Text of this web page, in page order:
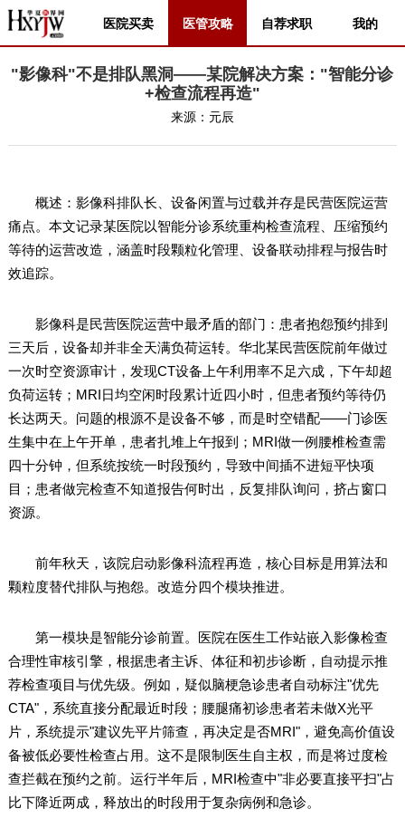
医院买卖 医管攻略 自荐求职 我的
"影像科"不是排队黑洞——某院解决方案："智能分诊
+检查流程再造"
来源： 元辰
概述：影像科排队长、设备闲置与过载并存是民营医院运营
痛点。本文记录某医院以智能分诊系统重构检查流程、压缩预约
等待的运营改造，涵盖时段颗粒化管理、设备联动排程与报告时
效追踪。
影像科是民营医院运营中最矛盾的部门：患者抱怨预约排到
三天后，设备却并非全天满负荷运转。华北某民营医院前年做过
一次时空资源审计，发现CT设备上午利用率不足六成，下午却超
负荷运转；MRI日均空闲时段累计近四小时，但患者预约等待仍
长达两天。问题的根源不是设备不够，而是时空错配——门诊医
生集中在上午开单，患者扎堆上午报到；MRI做一例腰椎检查需
四十分钟，但系统按统一时段预约，导致中间插不进短平快项
目；患者做完检查不知道报告何时出，反复排队询问，挤占窗口
资源。
前年秋天，该院启动影像科流程再造，核心目标是用算法和
颗粒度替代排队与抱怨。改造分四个模块推进。
第一模块是智能分诊前置。医院在医生工作站嵌入影像检查
合理性审核引擎，根据患者主诉、体征和初步诊断，自动提示推
荐检查项目与优先级。例如，疑似脑梗急诊患者自动标注"优先
CTA"，系统直接分配最近时段；腰腿痛初诊患者若未做X光平
片，系统提示"建议先平片筛查，再决定是否MRI"，避免高价值设
备被低必要性检查占用。这不是限制医生自主权，而是将过度检
查拦截在预约之前。运行半年后，MRI检查中"非必要直接平扫"占
比下降近两成，释放出的时段用于复杂病例和急诊。